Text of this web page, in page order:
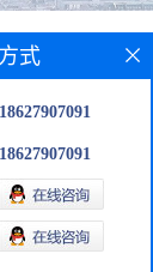
基叔胺
式
18627907091
18627907091